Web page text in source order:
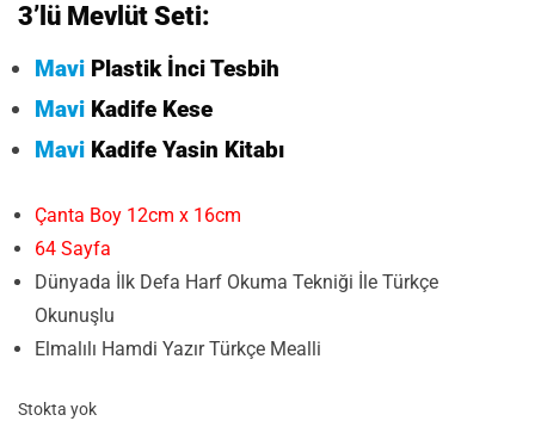
3’lü Mevlüt Seti:
Mavi Plastik İnci Tesbih
Mavi Kadife Kese
Mavi Kadife Yasin Kitabı
Çanta Boy 12cm x 16cm
64 Sayfa
Dünyada İlk Defa Harf Okuma Tekniği İle Türkçe
Okunuşlu
Elmalılı Hamdi Yazır Türkçe Mealli
Stokta yok